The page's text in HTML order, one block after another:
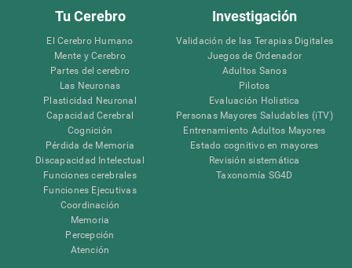
Tu Cerebro
El Cerebro Humano
Mente y Cerebro
Partes del cerebro
Las Neuronas
Plasticidad Neuronal
Capacidad Cerebral
Cognición
Pérdida de Memoria
Discapacidad Intelectual
Funciones cerebrales
Funciones Ejecutivas
Coordinación
Memoria
Percepción
Atención
Investigación
Validación de las Terapias Digitales
Juegos de Ordenador
Adultos Sanos
Pilotos
Evaluación Holistica
Personas Mayores Saludables (iTV)
Entrenamiento Adultos Mayores
Estado cognitivo en mayores
Revisión sistemática
Taxonomía SG4D